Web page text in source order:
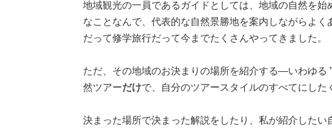
地域観光の一員であるガイドとしては、地域の自然を始
なことなんで、代表的な自然景勝地を案内しながらよ
だって修学旅行だって今までたくさんやってきました。
ただ、その地域のお決まりの場所を紹介する―いわゆる
然ツアーだけで、自分のツアースタイルのすべてにした
決まった場所で決まった解説をしたり、私が紹介した